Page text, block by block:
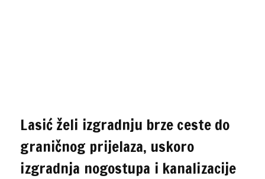
Lasić želi izgradnju brze ceste do
graničnog prijelaza, uskoro
izgradnja nogostupa i kanalizacije